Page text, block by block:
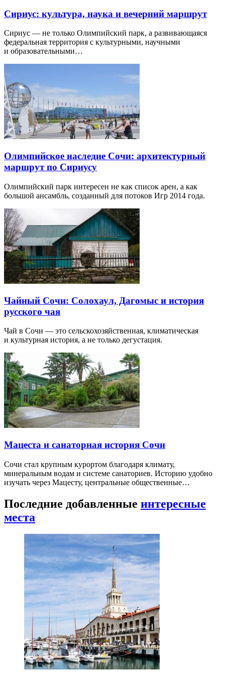
Сириус: культура, наука и вечерний маршрут
Сириус — не только Олимпийский парк, а развивающаяся
федеральная территория с культурными, научными
и образовательными…
Олимпийское наследие Сочи: архитектурный
маршрут по Сириусу
Олимпийский парк интересен не как список арен, а как
большой ансамбль, созданный для потоков Игр 2014 года.
Чайный Сочи: Солохаул, Дагомыс и история
русского чая
Чай в Сочи — это сельскохозяйственная, климатическая
и культурная история, а не только дегустация.
Мацеста и санаторная история Сочи
Сочи стал крупным курортом благодаря климату,
минеральным водам и системе санаториев. Историю удобно
изучать через Мацесту, центральные общественные…
Последние добавленные интересные
места